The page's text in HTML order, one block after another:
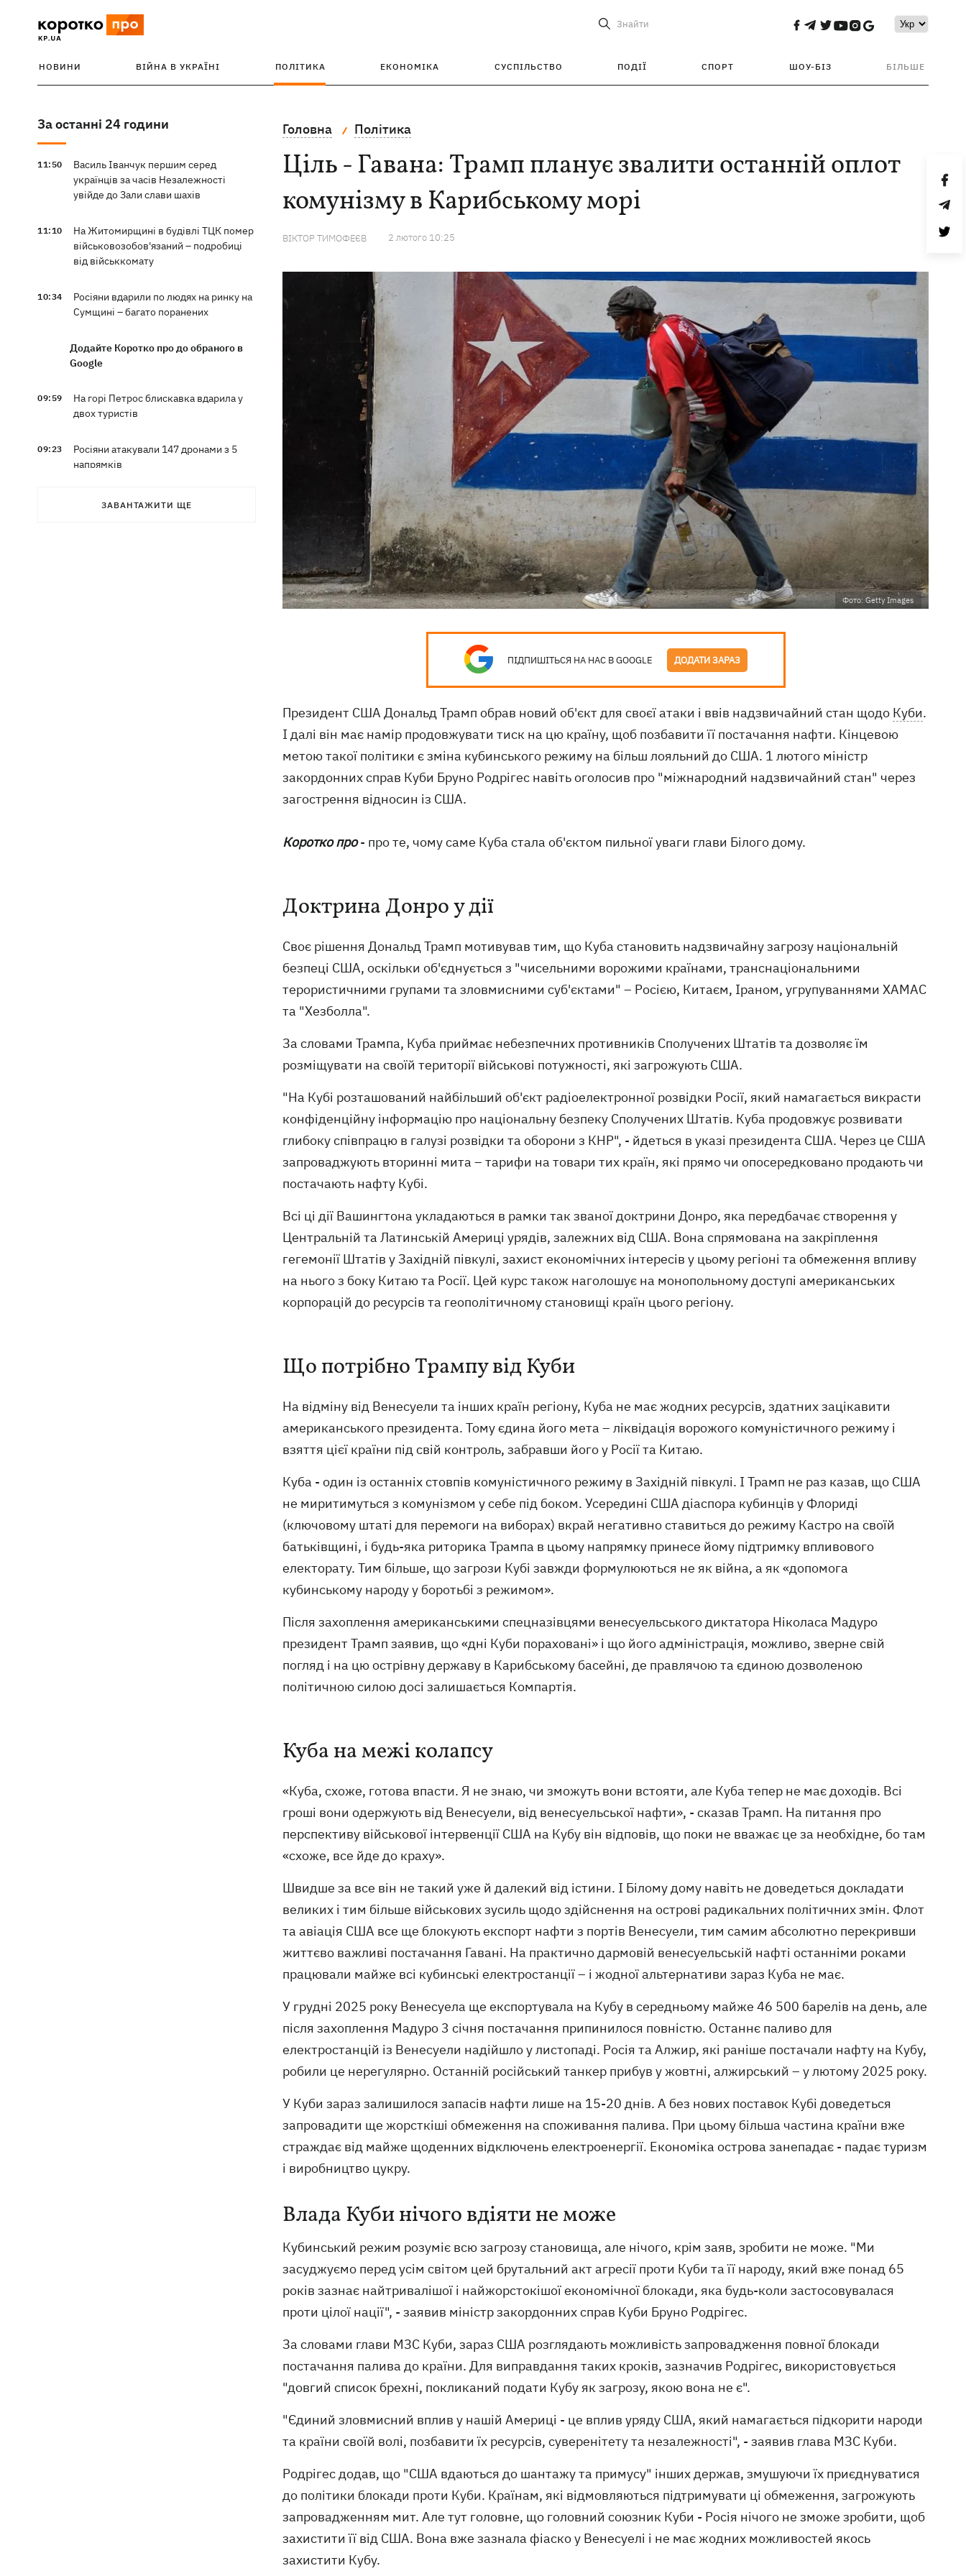
Знайти
НОВИНИ ВІЙНА В УКРАЇНІ ПОЛІТИКА ЕКОНОМІКА СУСПІЛЬСТВО ПОДІЇ СПОРТ ШОУ-БІЗ БІЛЬШЕ
За останні 24 години
11:50
Василь Іванчук першим серед
українців за часів Незалежності
увійде до Зали слави шахів
11:10
На Житомирщині в будівлі ТЦК помер
військовозобов'язаний – подробиці
від військкомату
10:34
Росіяни вдарили по людях на ринку на
Сумщині – багато поранених
Додайте Коротко про до обраного в
Google
09:59
На горі Петрос блискавка вдарила у
двох туристів
09:23
Росіяни атакували 147 дронами з 5
напрямків
Мапа бойових дій в Україні 07.08.2026
ЗАВАНТАЖИТИ ЩЕ
Головна Політика
Ціль - Гавана: Трамп планує звалити останній оплот
комунізму в Карибському морі
ВІКТОР ТИМОФЕЄВ 2 лютого 10:25
Фото: Getty Images
ПІДПИШІТЬСЯ НА НАС В GOOGLE ДОДАТИ ЗАРАЗ
Президент США Дональд Трамп обрав новий об'єкт для своєї атаки і ввів надзвичайний стан щодо Куби.
І далі він має намір продовжувати тиск на цю країну, щоб позбавити її постачання нафти. Кінцевою
метою такої політики є зміна кубинського режиму на більш лояльний до США. 1 лютого міністр
закордонних справ Куби Бруно Родрігес навіть оголосив про "міжнародний надзвичайний стан" через
загострення відносин із США.
Коротко про- про те, чому саме Куба стала об'єктом пильної уваги глави Білого дому.
Доктрина Донро у дії
Своє рішення Дональд Трамп мотивував тим, що Куба становить надзвичайну загрозу національній
безпеці США, оскільки об'єднується з "чисельними ворожими країнами, транснаціональними
терористичними групами та зловмисними суб'єктами" – Росією, Китаєм, Іраном, угрупуваннями ХАМАС
та "Хезболла".
За словами Трампа, Куба приймає небезпечних противників Сполучених Штатів та дозволяє їм
розміщувати на своїй території військові потужності, які загрожують США.
"На Кубі розташований найбільший об'єкт радіоелектронної розвідки Росії, який намагається викрасти
конфіденційну інформацію про національну безпеку Сполучених Штатів. Куба продовжує розвивати
глибоку співпрацю в галузі розвідки та оборони з КНР", - йдеться в указі президента США. Через це США
запроваджують вторинні мита – тарифи на товари тих країн, які прямо чи опосередковано продають чи
постачають нафту Кубі.
Всі ці дії Вашингтона укладаються в рамки так званої доктрини Донро, яка передбачає створення у
Центральній та Латинській Америці урядів, залежних від США. Вона спрямована на закріплення
гегемонії Штатів у Західній півкулі, захист економічних інтересів у цьому регіоні та обмеження впливу
на нього з боку Китаю та Росії. Цей курс також наголошує на монопольному доступі американських
корпорацій до ресурсів та геополітичному становищі країн цього регіону.
Що потрібно Трампу від Куби
На відміну від Венесуели та інших країн регіону, Куба не має жодних ресурсів, здатних зацікавити
американського президента. Тому єдина його мета – ліквідація ворожого комуністичного режиму і
взяття цієї країни під свій контроль, забравши його у Росії та Китаю.
Куба - один із останніх стовпів комуністичного режиму в Західній півкулі. І Трамп не раз казав, що США
не миритимуться з комунізмом у себе під боком. Усередині США діаспора кубинців у Флориді
(ключовому штаті для перемоги на виборах) вкрай негативно ставиться до режиму Кастро на своїй
батьківщині, і будь-яка риторика Трампа в цьому напрямку принесе йому підтримку впливового
електорату. Тим більше, що загрози Кубі завжди формулюються не як війна, а як «допомога
кубинському народу у боротьбі з режимом».
Після захоплення американськими спецназівцями венесуельського диктатора Ніколаса Мадуро
президент Трамп заявив, що «дні Куби пораховані» і що його адміністрація, можливо, зверне свій
погляд і на цю острівну державу в Карибському басейні, де правлячою та єдиною дозволеною
політичною силою досі залишається Компартія.
Куба на межі колапсу
«Куба, схоже, готова впасти. Я не знаю, чи зможуть вони встояти, але Куба тепер не має доходів. Всі
гроші вони одержують від Венесуели, від венесуельської нафти», - сказав Трамп. На питання про
перспективу військової інтервенції США на Кубу він відповів, що поки не вважає це за необхідне, бо там
«схоже, все йде до краху».
Швидше за все він не такий уже й далекий від істини. І Білому дому навіть не доведеться докладати
великих і тим більше військових зусиль щодо здійснення на острові радикальних політичних змін. Флот
та авіація США все ще блокують експорт нафти з портів Венесуели, тим самим абсолютно перекривши
життєво важливі постачання Гавані. На практично дармовій венесуельській нафті останніми роками
працювали майже всі кубинські електростанції – і жодної альтернативи зараз Куба не має.
У грудні 2025 року Венесуела ще експортувала на Кубу в середньому майже 46 500 барелів на день, але
після захоплення Мадуро 3 січня постачання припинилося повністю. Останнє паливо для
електростанцій із Венесуели надійшло у листопаді. Росія та Алжир, які раніше постачали нафту на Кубу,
робили це нерегулярно. Останній російський танкер прибув у жовтні, алжирський – у лютому 2025 року.
У Куби зараз залишилося запасів нафти лише на 15-20 днів. А без нових поставок Кубі доведеться
запровадити ще жорсткіші обмеження на споживання палива. При цьому більша частина країни вже
страждає від майже щоденних відключень електроенергії. Економіка острова занепадає - падає туризм
і виробництво цукру.
Влада Куби нічого вдіяти не може
Кубинський режим розуміє всю загрозу становища, але нічого, крім заяв, зробити не може. "Ми
засуджуємо перед усім світом цей брутальний акт агресії проти Куби та її народу, який вже понад 65
років зазнає найтривалішої і найжорстокішої економічної блокади, яка будь-коли застосовувалася
проти цілої нації", - заявив міністр закордонних справ Куби Бруно Родрігес.
За словами глави МЗС Куби, зараз США розглядають можливість запровадження повної блокади
постачання палива до країни. Для виправдання таких кроків, зазначив Родрігес, використовується
"довгий список брехні, покликаний подати Кубу як загрозу, якою вона не є".
"Єдиний зловмисний вплив у нашій Америці - це вплив уряду США, який намагається підкорити народи
та країни своїй волі, позбавити їх ресурсів, суверенітету та незалежності", - заявив глава МЗС Куби.
Родрігес додав, що "США вдаються до шантажу та примусу" інших держав, змушуючи їх приєднуватися
до політики блокади проти Куби. Країнам, які відмовляються підтримувати ці обмеження, загрожують
запровадженням мит. Але тут головне, що головний союзник Куби - Росія нічого не зможе зробити, щоб
захистити її від США. Вона вже зазнала фіаско у Венесуелі і не має жодних можливостей якось
захистити Кубу.